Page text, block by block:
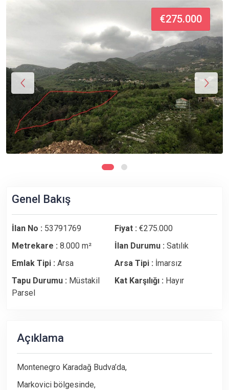
€275.000
Genel Bakış
İlan No : 53791769 Fiyat : €275.000
Metrekare : 8.000 m² İlan Durumu : Satılık
Emlak Tipi : Arsa Arsa Tipi : İmarsız
Tapu Durumu : Müstakil
Parsel
Kat Karşılığı : Hayır
Açıklama
Montenegro Karadağ Budva’da,
Markovici bölgesinde,